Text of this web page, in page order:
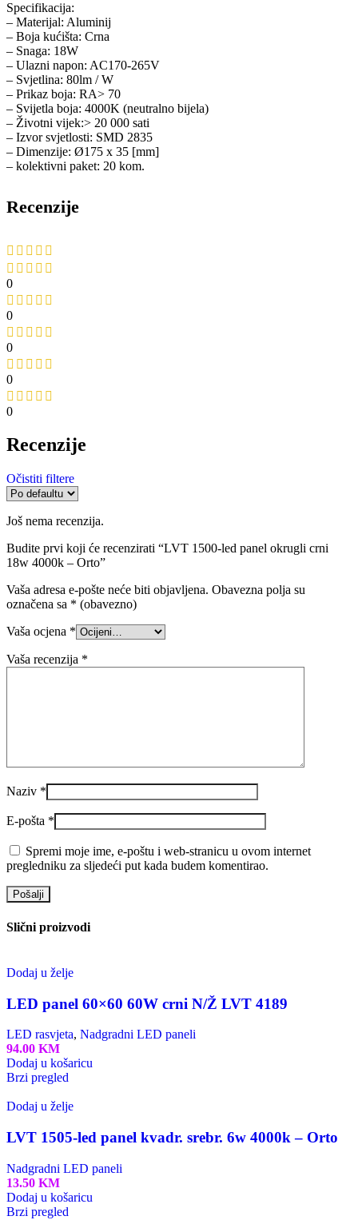
Specifikacija:
– Materijal: Aluminij
– Boja kućišta: Crna
– Snaga: 18W
– Ulazni napon: AC170-265V
– Svjetlina: 80lm / W
– Prikaz boja: RA> 70
– Svijetla boja: 4000K (neutralno bijela)
– Životni vijek:> 20 000 sati
– Izvor svjetlosti: SMD 2835
– Dimenzije: Ø175 x 35 [mm]
– kolektivni paket: 20 kom.
Recenzije
0
0
0
0
0
Recenzije
Očistiti filtere
Još nema recenzija.
Budite prvi koji će recenzirati “LVT 1500-led panel okrugli crni
18w 4000k – Orto”
Vaša adresa e-pošte neće biti objavljena. Obavezna polja su
označena sa * (obavezno)
Vaša ocjena *
Vaša recenzija *
Naziv *
E-pošta *
Spremi moje ime, e-poštu i web-stranicu u ovom internet
pregledniku za sljedeći put kada budem komentirao.
Slični proizvodi
Dodaj u želje
LED panel 60×60 60W crni N/Ž LVT 4189
LED rasvjeta, Nadgradni LED paneli
94.00 KM
Dodaj u košaricu
Brzi pregled
Dodaj u želje
LVT 1505-led panel kvadr. srebr. 6w 4000k – Orto
Nadgradni LED paneli
13.50 KM
Dodaj u košaricu
Brzi pregled